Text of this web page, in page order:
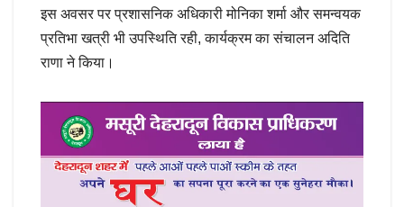
इस अवसर पर प्रशासनिक अधिकारी मोनिका शर्मा और समन्वयक
प्रतिभा खत्री भी उपस्थिति रही, कार्यक्रम का संचालन अदिति
राणा ने किया।